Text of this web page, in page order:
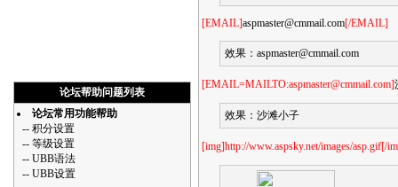
论坛帮助问题列表
论坛常用功能帮助
-- 积分设置
-- 等级设置
-- UBB语法
-- UBB设置
[EMAIL]aspmaster@cmmail.com[/EMAIL]
效果： aspmaster@cmmail.com
[EMAIL=MAILTO:aspmaster@cmmail.com]
效果： 沙滩小子
[img]http://www.aspsky.net/images/asp.gif[/